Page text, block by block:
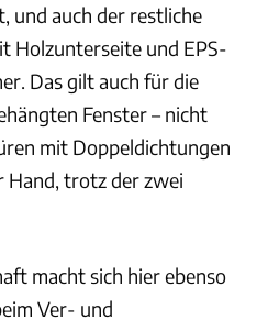
und auch der restliche
Holzunterseite und EPS-
Das gilt auch für die
Fenster – nicht
mit Doppeldichtungen
Hand, trotz der zwei
macht sich hier ebenso
Ver- und